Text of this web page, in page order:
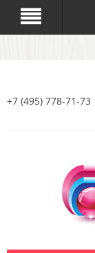
+7 (495) 778-71-73